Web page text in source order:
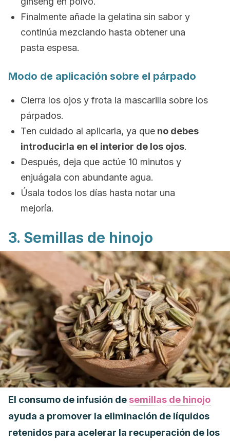
Finalmente añade la gelatina sin sabor y
continúa mezclando hasta obtener una
pasta espesa.
Modo de aplicación sobre el párpado
Cierra los ojos y frota la mascarilla sobre los
párpados.
Ten cuidado al aplicarla, ya que no debes
introducirla en el interior de los ojos.
Después, deja que actúe 10 minutos y
enjuágala con abundante agua.
Úsala todos los días hasta notar una
mejoría.
3. Semillas de hinojo
El consumo de infusión de semillas de hinojo
ayuda a promover la eliminación de líquidos
retenidos para acelerar la recuperación de los